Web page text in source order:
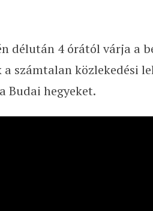
délután 4 órától várja a
számtalan közlekedési
Budai hegyeket.